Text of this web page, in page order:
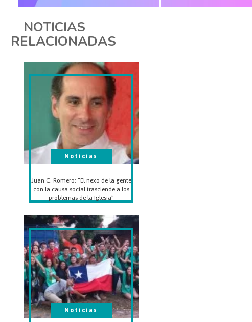
NOTICIAS
RELACIONADAS
Juan C. Romero: “El nexo de la gente
con la causa social trasciende a los
problemas de la Iglesia”
Noticias
Noticias